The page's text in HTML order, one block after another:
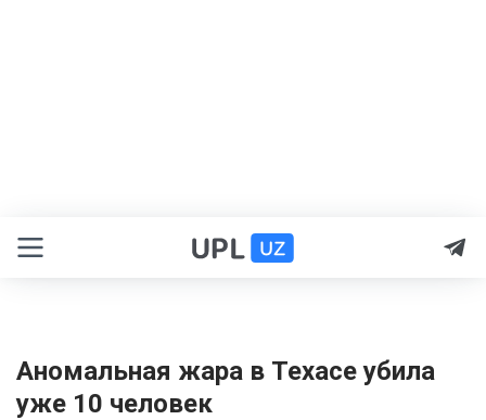
Аномальная жара в Техасе убила
уже 10 человек